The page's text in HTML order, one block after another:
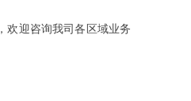
，欢迎咨询我司各区域业务